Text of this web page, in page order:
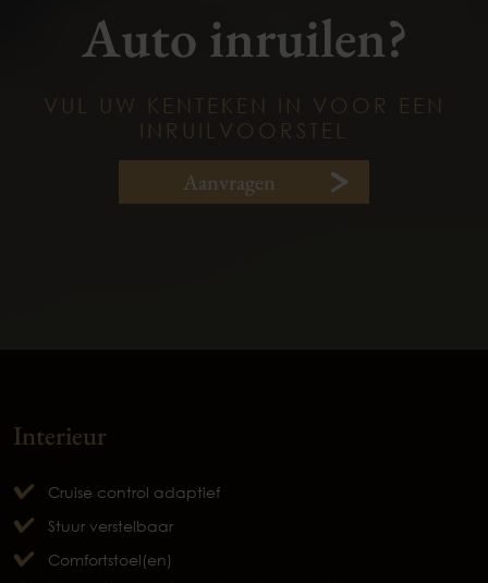
Auto inruilen?
VUL UW KENTEKEN IN VOOR EEN
INRUILVOORSTEL
Aanvragen
Interieur
Cruise control adaptief
Stuur verstelbaar
Comfortstoel(en)